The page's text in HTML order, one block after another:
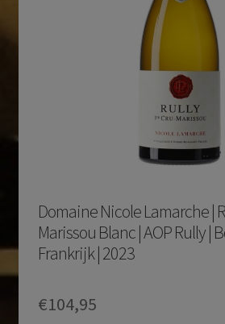
Domaine Nicole Lamarche |
Marissou Blanc | AOP Rully |
Frankrijk | 2023
€104,95